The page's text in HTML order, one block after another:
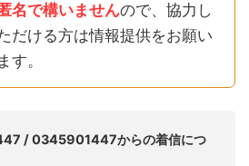
匿名で構いませんので、協力し
だける方は情報提供をお願い
す。
/ 0345901447からの着信につ